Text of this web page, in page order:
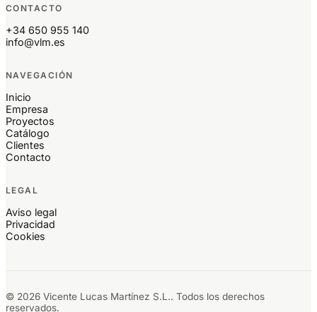
CONTACTO
+34 650 955 140
info@vlm.es
NAVEGACIÓN
Inicio
Empresa
Proyectos
Catálogo
Clientes
Contacto
LEGAL
Aviso legal
Privacidad
Cookies
© 2026 Vicente Lucas Martínez S.L.. Todos los derechos
reservados.